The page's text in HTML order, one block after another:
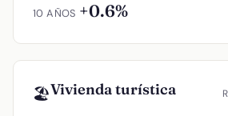
10 AÑOS +0.6%
🏖️Vivienda turística